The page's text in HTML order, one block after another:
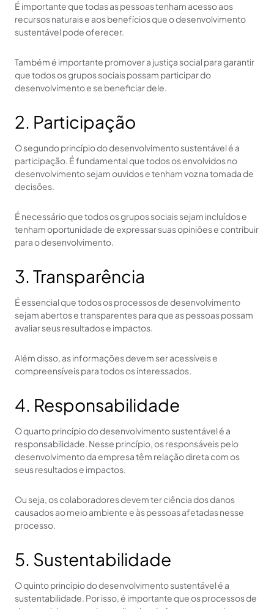
É importante que todas as pessoas tenham acesso aos
recursos naturais e aos benefícios que o desenvolvimento
sustentável pode oferecer.
Também é importante promover a justiça social para garantir
que todos os grupos sociais possam participar do
desenvolvimento e se beneficiar dele.
2. Participação
O segundo princípio do desenvolvimento sustentável é a
participação. É fundamental que todos os envolvidos no
desenvolvimento sejam ouvidos e tenham voz na tomada de
decisões.
É necessário que todos os grupos sociais sejam incluídos e
tenham oportunidade de expressar suas opiniões e contribuir
para o desenvolvimento.
3. Transparência
É essencial que todos os processos de desenvolvimento
sejam abertos e transparentes para que as pessoas possam
avaliar seus resultados e impactos.
Além disso, as informações devem ser acessíveis e
compreensíveis para todos os interessados.
4. Responsabilidade
O quarto princípio do desenvolvimento sustentável é a
responsabilidade. Nesse princípio, os responsáveis pelo
desenvolvimento da empresa têm relação direta com os
seus resultados e impactos.
Ou seja, os colaboradores devem ter ciência dos danos
causados ao meio ambiente e às pessoas afetadas nesse
processo.
5. Sustentabilidade
O quinto princípio do desenvolvimento sustentável é a
sustentabilidade. Por isso, é importante que os processos de